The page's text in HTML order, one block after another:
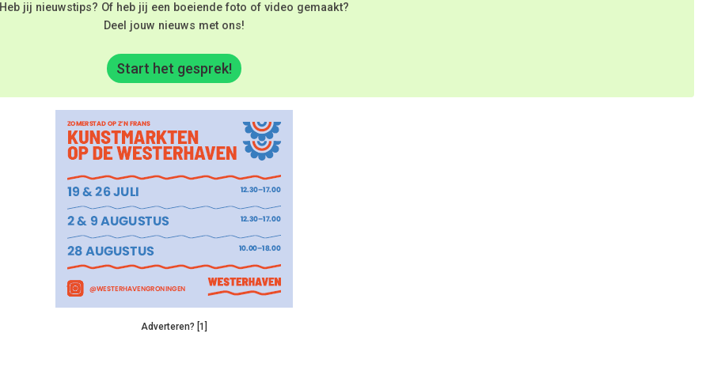
Heb jij nieuwstips? Of heb jij een boeiende foto of video gemaakt?
Deel jouw nieuws met ons!
Start het gesprek!
Adverteren? [1]